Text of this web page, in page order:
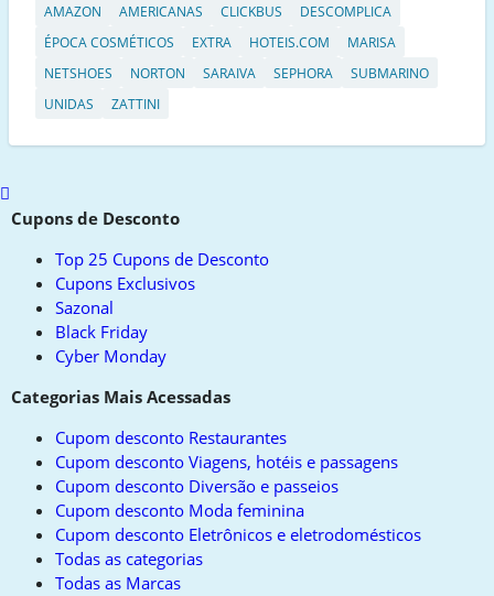
AMAZON AMERICANAS CLICKBUS
DESCOMPLICA
ÉPOCA COSMÉTICOS
EXTRA HOTEIS.COM
MARISA
NETSHOES
NORTON SARAIVA SEPHORA
SUBMARINO
UNIDAS
ZATTINI
Scroll
toCupons de Desconto
Top 25 Cupons de Desconto
Cupons Exclusivos
Sazonal
Black Friday
Cyber Monday
Categorias Mais Acessadas
Cupom desconto Restaurantes
Cupom desconto Viagens, hotéis e passagens
Cupom desconto Diversão e passeios
Cupom desconto Moda feminina
Cupom desconto Eletrônicos e eletrodomésticos
Todas as categorias
Todas as Marcas